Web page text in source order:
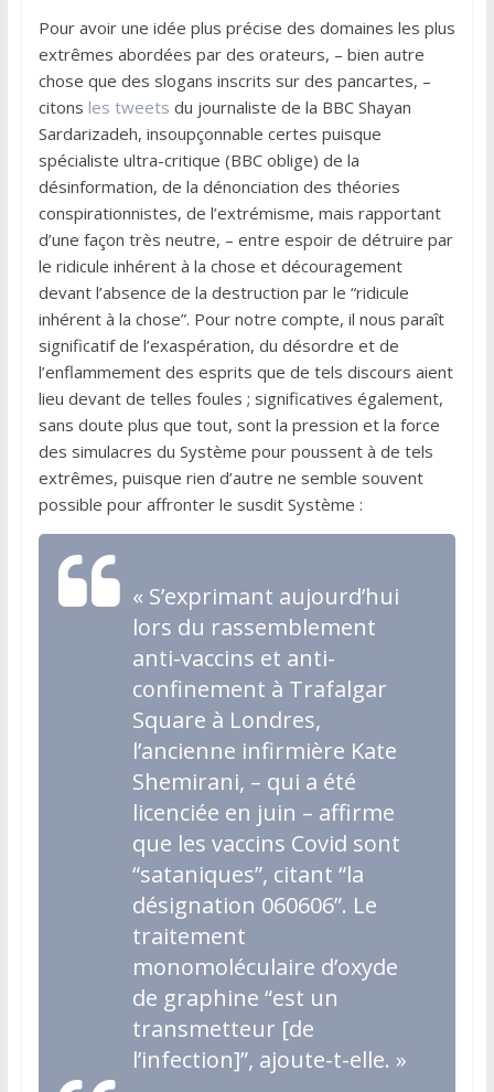
Pour avoir une idée plus précise des domaines les plus
extrêmes abordées par des orateurs, – bien autre
chose que des slogans inscrits sur des pancartes, –
citons les tweets du journaliste de la BBC Shayan
Sardarizadeh, insoupçonnable certes puisque
spécialiste ultra-critique (BBC oblige) de la
désinformation, de la dénonciation des théories
conspirationnistes, de l’extrémisme, mais rapportant
d’une façon très neutre, – entre espoir de détruire par
le ridicule inhérent à la chose et découragement
devant l’absence de la destruction par le “ridicule
inhérent à la chose”. Pour notre compte, il nous paraît
significatif de l’exaspération, du désordre et de
l’enflammement des esprits que de tels discours aient
lieu devant de telles foules ; significatives également,
sans doute plus que tout, sont la pression et la force
des simulacres du Système pour poussent à de tels
extrêmes, puisque rien d’autre ne semble souvent
possible pour affronter le susdit Système :
« S’exprimant aujourd’hui
lors du rassemblement
anti-vaccins et anti-
confinement à Trafalgar
Square à Londres,
l’ancienne infirmière Kate
Shemirani, – qui a été
licenciée en juin – affirme
que les vaccins Covid sont
“sataniques”, citant “la
désignation 060606”. Le
traitement
monomoléculaire d’oxyde
de graphine “est un
transmetteur [de
l’infection]”, ajoute-t-elle. »